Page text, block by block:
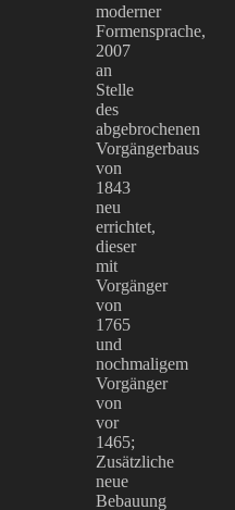
moderner
Formensprache,
2007
an
Stelle
des
abgebrochenen
Vorgängerbaus
von
1843
neu
errichtet,
dieser
mit
Vorgänger
von
1765
und
nochmaligem
Vorgänger
von
vor
1465;
Zusätzliche
neue
Bebauung